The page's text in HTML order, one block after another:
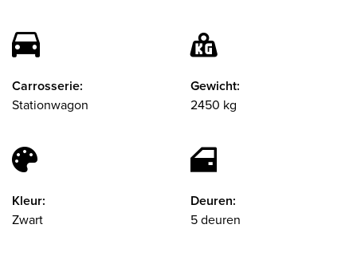
Carrosserie:
Stationwagon
Gewicht:
2450 kg
Kleur:
Zwart
Deuren:
5 deuren